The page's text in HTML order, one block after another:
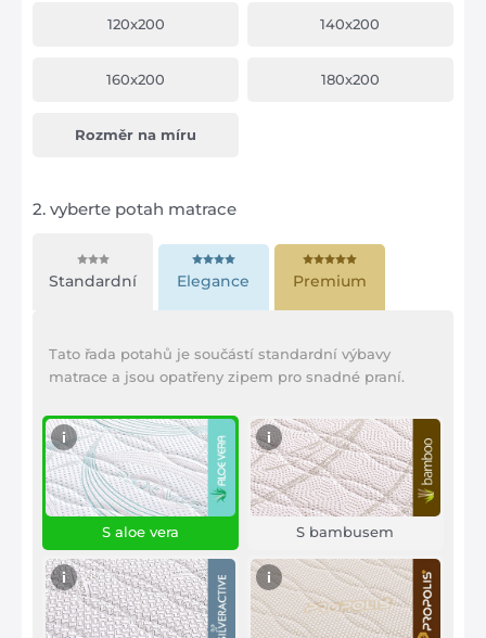
120x200 140x200
160x200 180x200
Rozměr na míru
2. vyberte potah matrace
Standardní Elegance Premium
Tato řada potahů je součástí standardní výbavy
matrace a jsou opatřeny zipem pro snadné praní.
S aloe vera
i
S bambusem
i
i i